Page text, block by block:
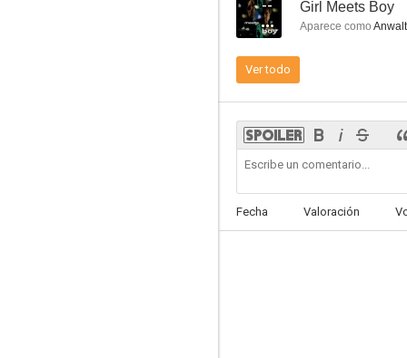
-- Girl Meets Boy
Aparece como Anwalt
Ver todo
Fecha Valoración